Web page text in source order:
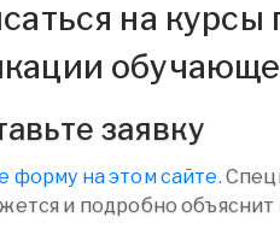
на
заявку
форму на этом сайте.
и подробно объяснит